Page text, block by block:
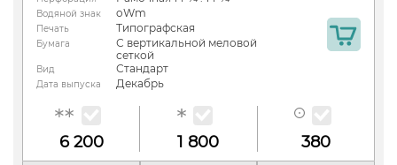
Водяной знак oWm
Печать Типографская
Бумага
С вертикальной меловой
сеткой
Вид Стандарт
Дата выпуска Декабрь
6 200 1 800 380